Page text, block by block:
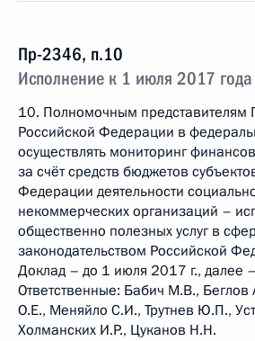
Пр-2346, п.10
Исполнение к 1 июля 2017 года
10. Полномочным представителям
Российской Федерации в
осуществлять мониторинг
за счёт средств бюджетов
Федерации деятельности
некоммерческих организаций –
общественно полезных услуг в
законодательством Российской
Доклад – до 1 июля 2017 г., далее
Ответственные: Бабич М.В.,
О.Е., Меняйло С.И., Трутнев Ю.П.,
Холманских И.Р., Цуканов Н.Н.